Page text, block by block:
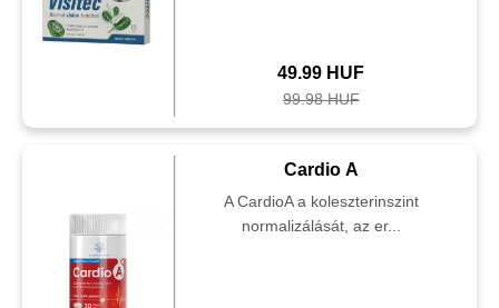
49.99 HUF
99.98 HUF
Cardio A
A CardioA a koleszterinszint
normalizálását, az er...